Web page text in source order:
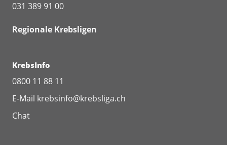
031 389 91 00
Regionale Krebsligen
KrebsInfo
0800 11 88 11
E-Mail krebsinfo@krebsliga.ch
Chat